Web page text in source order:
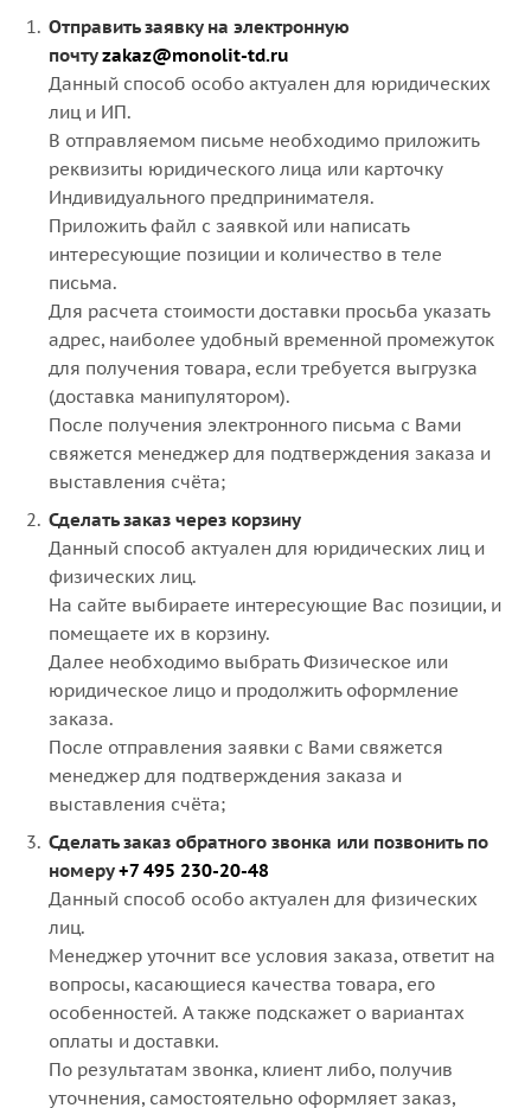
Отправить заявку на электронную
почтуzakaz@monolit-td.ru
Данный способ особо актуален для юридических
лиц и ИП.
В отправляемом письме необходимо приложить
реквизиты юридического лица или карточку
Индивидуального предпринимателя.
Приложить файл с заявкой или написать
интересующие позиции и количество в теле
письма.
Для расчета стоимости доставки просьба указать
адрес, наиболее удобный временной промежуток
для получения товара, если требуется выгрузка
(доставка манипулятором).
После получения электронного письма с Вами
свяжется менеджер для подтверждения заказа и
выставления счёта;
Сделать заказ через корзину
Данный способ актуален для юридических лиц и
физических лиц.
На сайте выбираете интересующие Вас позиции, и
помещаете их в корзину.
Далее необходимо выбрать Физическое или
юридическое лицо и продолжить оформление
заказа.
После отправления заявки с Вами свяжется
менеджер для подтверждения заказа и
выставления счёта;
Сделать заказ обратного звонка или позвонить по
номеру+7 495 230-20-48
Данный способ особо актуален для физических
лиц.
Менеджер уточнит все условия заказа, ответит на
вопросы, касающиеся качества товара, его
особенностей. А также подскажет о вариантах
оплаты и доставки.
По результатам звонка, клиент либо, получив
уточнения, самостоятельно оформляет заказ,